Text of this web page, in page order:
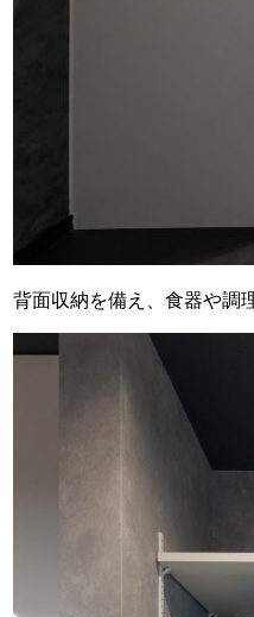
背面収納を備え、食器や調